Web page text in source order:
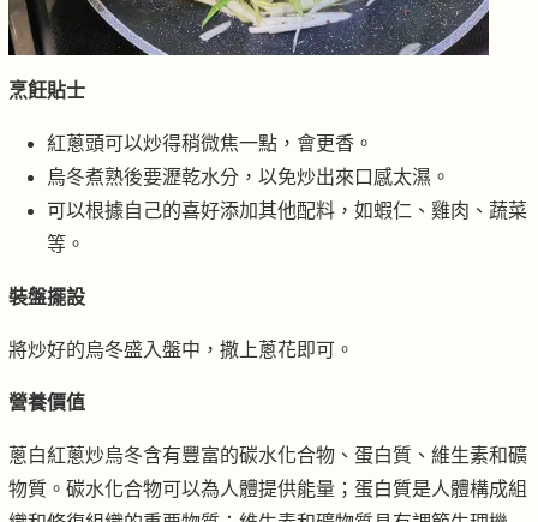
烹飪貼士
紅蔥頭可以炒得稍微焦一點，會更香。
烏冬煮熟後要瀝乾水分，以免炒出來口感太濕。
可以根據自己的喜好添加其他配料，如蝦仁、雞肉、蔬菜
等。
裝盤擺設
將炒好的烏冬盛入盤中，撒上蔥花即可。
營養價值
蔥白紅蔥炒烏冬含有豐富的碳水化合物、蛋白質、維生素和礦
物質。碳水化合物可以為人體提供能量；蛋白質是人體構成組